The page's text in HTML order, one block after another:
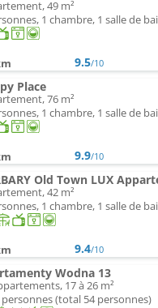
49 m²
1 chambre, 1 salle de
9.5/10
Place
76 m²
1 chambre, 1 salle de
9.9/10
42 m²
1 chambre, 1 salle de
9.4/10
Wodna 13
17 à 26 m²
personnes (total 54 personnes)